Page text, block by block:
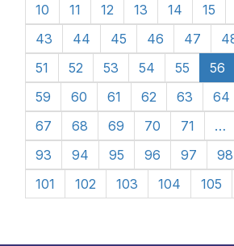
10
11 12 13 14 15
43
44 45 46 47
51
52 53 54 55 56
59
60 61 62 63 64
67
68 69 70 71 …
93
94 95 96 97 98
101
102 103 104 105